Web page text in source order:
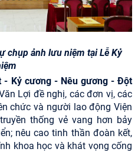
chụp ảnh lưu niệm tại Lễ Kỷ
- Kỷ cương - Nêu gương - Đột
Lợi đề nghị, các đơn vị, các
chức và người lao động Viện
thống vẻ vang hơn bảy
nêu cao tinh thần đoàn kết,
khoa học và khát vọng cống